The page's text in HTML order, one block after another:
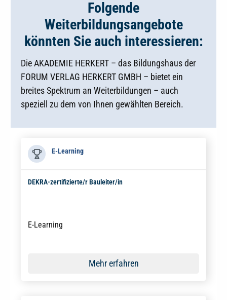
Folgende
Weiterbildungsangebote
könnten Sie auch interessieren:
Die AKADEMIE HERKERT – das Bildungshaus der
FORUM VERLAG HERKERT GMBH – bietet ein
breites Spektrum an Weiterbildungen – auch
speziell zu dem von Ihnen gewählten Bereich.
E-Learning
DEKRA-zertifizierte/r Bauleiter/in
E-Learning
Mehr erfahren